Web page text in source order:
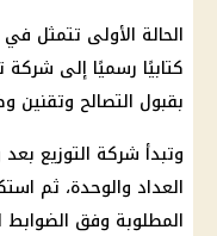
الحالة الأولى تتمثل
كتابيًا رسميًا إلى شركة
بقبول التصالح وتقنين
وتبدأ شركة التوزيع
العداد والوحدة، ثم
المطلوبة وفق الضوابط